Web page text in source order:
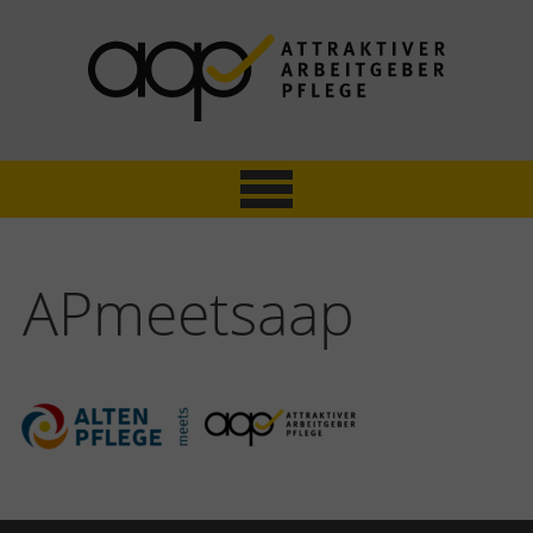
ATTRAKTIVER ARBEITGEBER PFLEGE
Mitarbeiterbefragung & Zertifizierung
APmeetsaap